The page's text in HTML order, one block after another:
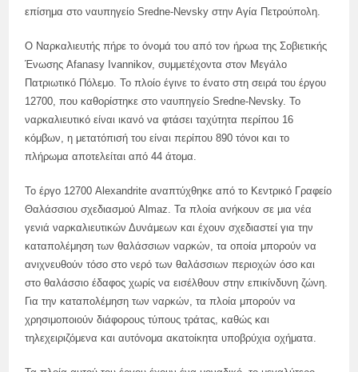
επίσημα στο ναυπηγείο Sredne-Nevsky στην Αγία Πετρούπολη.
Ο Ναρκαλιευτής πήρε το όνομά του από τον ήρωα της Σοβιετικής
Ένωσης Afanasy Ivannikov, συμμετέχοντα στον Μεγάλο
Πατριωτικό Πόλεμο. Το πλοίο έγινε το ένατο στη σειρά του έργου
12700, που καθορίστηκε στο ναυπηγείο Sredne-Nevsky. Το
ναρκαλιευτικό είναι ικανό να φτάσει ταχύτητα περίπου 16
κόμβων, η μετατόπισή του είναι περίπου 890 τόνοι και το
πλήρωμα αποτελείται από 44 άτομα.
Το έργο 12700 Alexandrite αναπτύχθηκε από το Κεντρικό Γραφείο
Θαλάσσιου σχεδιασμού Almaz. Τα πλοία ανήκουν σε μια νέα
γενιά ναρκαλιευτικών Δυνάμεων και έχουν σχεδιαστεί για την
καταπολέμηση των θαλάσσιων ναρκών, τα οποία μπορούν να
ανιχνευθούν τόσο στο νερό των θαλάσσιων περιοχών όσο και
στο θαλάσσιο έδαφος χωρίς να εισέλθουν στην επικίνδυνη ζώνη.
Για την καταπολέμηση των ναρκών, τα πλοία μπορούν να
χρησιμοποιούν διάφορους τύπους τράτας, καθώς και
τηλεχειριζόμενα και αυτόνομα ακατοίκητα υποβρύχια οχήματα.